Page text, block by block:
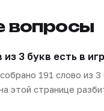
вопросы
3 букв есть в
191 слово из 3
этой странице